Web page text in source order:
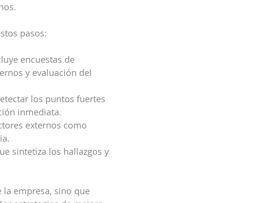
pasos:
encuestas de
y evaluación del
los puntos fuertes
inmediata.
externos como
sintetiza los hallazgos y
empresa, sino que